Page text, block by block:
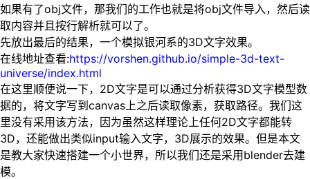
如果有了obj文件，那我们的工作也就是将obj文件导入，然后读
取内容并且按行解析就可以了。
先放出最后的结果，一个模拟银河系的3D文字效果。
在线地址查看:https://vorshen.github.io/simple-3d-text-
universe/index.html
在这里顺便说一下，2D文字是可以通过分析获得3D文字模型数
据的，将文字写到canvas上之后读取像素，获取路径。我们这
里没有采用该方法，因为虽然这样理论上任何2D文字都能转
3D，还能做出类似input输入文字，3D展示的效果。但是本文
是教大家快速搭建一个小世界，所以我们还是采用blender去建
模。